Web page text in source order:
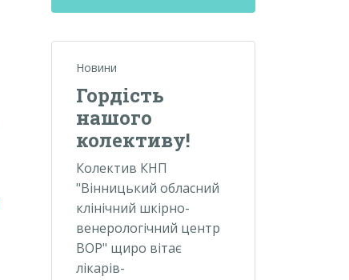
Новини
Гордість
нашого
колективу!
Колектив КНП
"Вінницький обласний
клінічний шкірно-
венерологічний центр
ВОР" щиро вітає
лікарів-